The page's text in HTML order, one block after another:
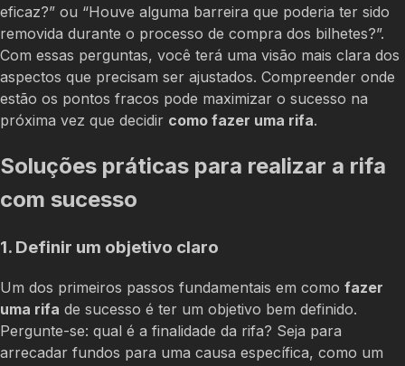
eficaz?” ou “Houve alguma barreira que poderia ter sido
removida durante o processo de compra dos bilhetes?”.
Com essas perguntas, você terá uma visão mais clara dos
aspectos que precisam ser ajustados. Compreender onde
estão os pontos fracos pode maximizar o sucesso na
próxima vez que decidir como fazer uma rifa.
Soluções práticas para realizar a rifa
com sucesso
1. Definir um objetivo claro
Um dos primeiros passos fundamentais em como fazer
uma rifa de sucesso é ter um objetivo bem definido.
Pergunte-se: qual é a finalidade da rifa? Seja para
arrecadar fundos para uma causa específica, como um